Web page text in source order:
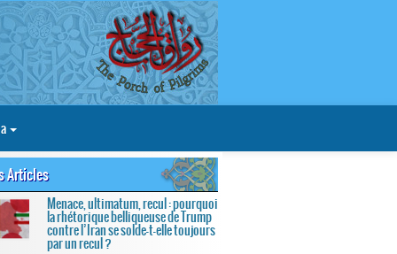
Articles
Menace, ultimatum, recul : pourquoi
la rhétorique belliqueuse de Trump
contre l’Iran se solde-t-elle toujours
par un recul ?